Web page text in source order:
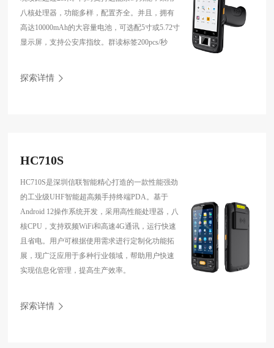
八核处理器，功能多样，配置齐全。并且，拥有
高达10000mAh的大容量电池，可选配5寸或5.72寸
显示屏，支持公安库指纹。群读标签200pcs/秒
探索详情
HC710S
HC710S是深圳信联智能精心打造的一款性能强劲
的工业级UHF智能超高频手持终端PDA。基于
Android 12操作系统开发，采用高性能处理器，八
核CPU，支持双频WiFi和高速4G通讯，运行快速
且省电。用户可根据使用需求进行定制化功能拓
展，现广泛应用于多种行业领域，帮助用户快速
实现信息化管理，提高生产效率。
探索详情